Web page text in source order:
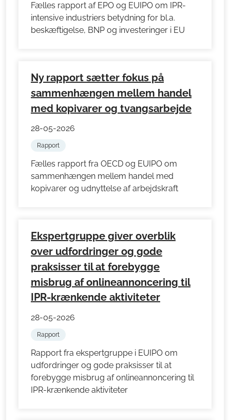
Fælles rapport af EPO og EUIPO om IPR-
intensive industriers betydning for bl.a.
beskæftigelse, BNP og investeringer i EU
Ny rapport sætter fokus på
sammenhængen mellem handel
med kopivarer og tvangsarbejde
28-05-2026
Rapport
Fælles rapport fra OECD og EUIPO om
sammenhængen mellem handel med
kopivarer og udnyttelse af arbejdskraft
Ekspertgruppe giver overblik
over udfordringer og gode
praksisser til at forebygge
misbrug af onlineannoncering til
IPR-krænkende aktiviteter
28-05-2026
Rapport
Rapport fra ekspertgruppe i EUIPO om
udfordringer og gode praksisser til at
forebygge misbrug af onlineannoncering til
IPR-krænkende aktiviteter